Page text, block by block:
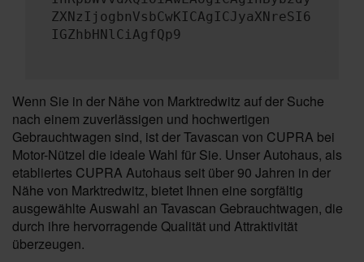
ZXNzIjogbnVsbCwKICAgICJyaXNreSI6
IGZhbHNlCiAgfQp9
Wenn Sie in der Nähe von Marktredwitz auf der Suche
nach einem zuverlässigen und hochwertigen
Gebrauchtwagen sind, ist der Tavascan von CUPRA bei
Motor-Nützel die ideale Wahl für Sie. Unser Autohaus, als
etabliertes CUPRA Autohaus seit über 90 Jahren in der
Nähe von Marktredwitz, bietet Ihnen eine sorgfältig
ausgewählte Auswahl an Tavascan Gebrauchtwagen, die
durch ihre hervorragende Qualität und Attraktivität
überzeugen.